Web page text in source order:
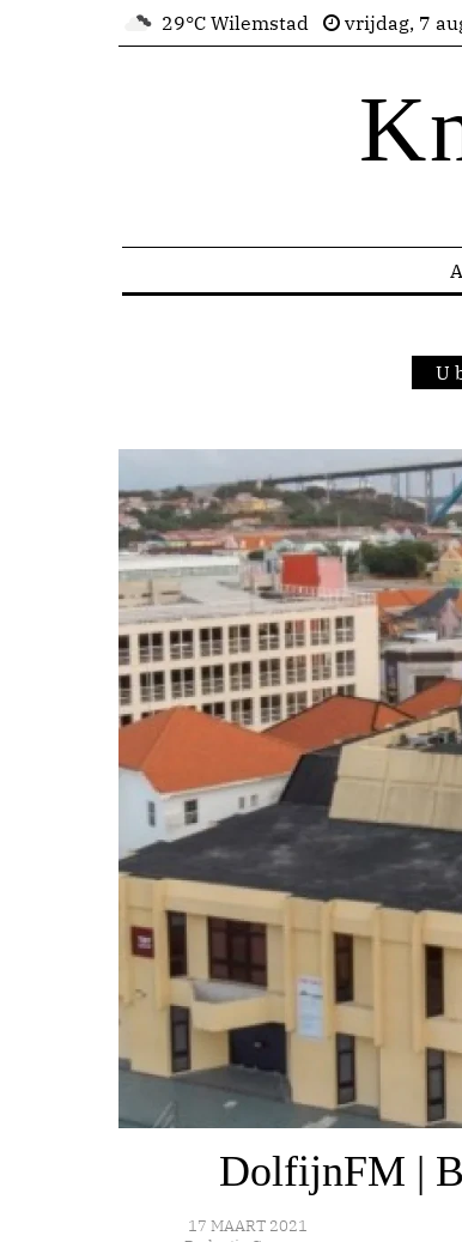
29°C Wilemstad vrijdag, 7
U
DolfijnFM |
17 MAART 2021